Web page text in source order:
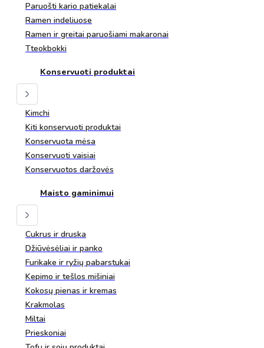
Paruošti kario patiekalai
Ramen indeliuose
Ramen ir greitai paruošiami makaronai
Tteokbokki
Konservuoti produktai
Kimchi
Kiti konservuoti produktai
Konservuota mėsa
Konservuoti vaisiai
Konservuotos daržovės
Maisto gaminimui
Cukrus ir druska
Džiūvėsėliai ir panko
Furikake ir ryžių pabarstukai
Kepimo ir tešlos mišiniai
Kokosų pienas ir kremas
Krakmolas
Miltai
Prieskoniai